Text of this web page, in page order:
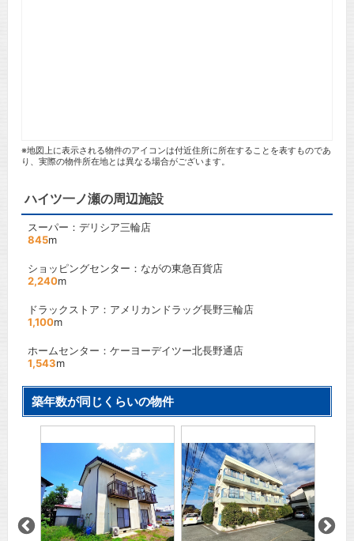
※地図上に表示される物件のアイコンは付近住所に所在することを表すものであ
り、実際の物件所在地とは異なる場合がございます。
ハイツ一ノ瀬の周辺施設
スーパー：デリシア三輪店
845m
ショッピングセンター：ながの東急百貨店
2,240m
ドラックストア：アメリカンドラッグ長野三輪店
1,100m
ホームセンター：ケーヨーデイツー北長野通店
1,543m
築年数が同じくらいの物件